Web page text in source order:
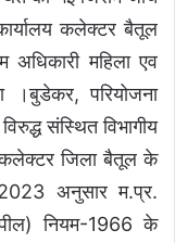
कलेक्टर बैतूल
अधिकारी महिला एव
।बुडेकर, परियोजना
संस्थित विभागीय
कलेक्टर जिला बैतूल के
अनुसार म.प्र.
नियम-1966 के